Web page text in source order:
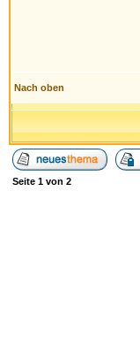
Nach oben
Seite 1 von 2